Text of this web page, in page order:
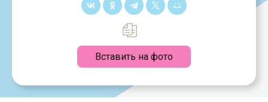
Вставить на фото